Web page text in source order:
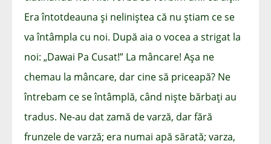
Era întotdeauna și neliniștea că nu știam ce se
va întâmpla cu noi. După aia o vocea a strigat la
noi: „Dawai Pa Cusat!” La mâncare! Așa ne
chemau la mâncare, dar cine să priceapă? Ne
întrebam ce se întâmplă, când niște bărbați au
tradus. Ne-au dat zamă de varză, dar fără
frunzele de varză; era numai apă sărată; varza,